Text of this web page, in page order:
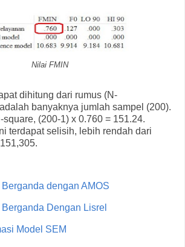
Nilai FMIN
dihitung dari rumus (N-
banyaknya jumlah sampel (200).
(200-1) x 0.760 = 151.24.
terdapat selisih, lebih rendah dari
dengan AMOS
Dengan Lisrel
Model SEM